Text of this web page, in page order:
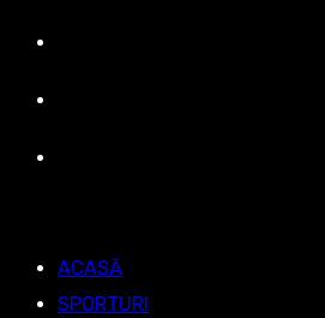
ACASĂ
SPORTURI